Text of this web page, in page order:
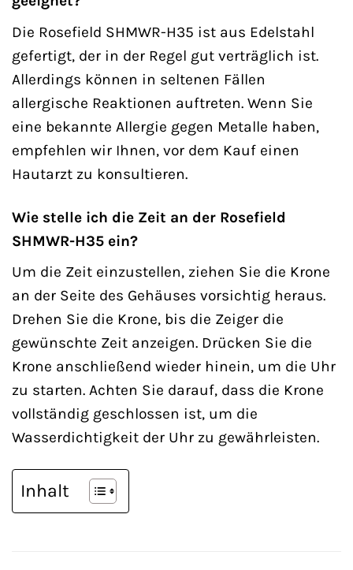
Die Rosefield SHMWR-H35 ist aus Edelstahl
gefertigt, der in der Regel gut verträglich ist.
Allerdings können in seltenen Fällen
allergische Reaktionen auftreten. Wenn Sie
eine bekannte Allergie gegen Metalle haben,
empfehlen wir Ihnen, vor dem Kauf einen
Hautarzt zu konsultieren.
Wie stelle ich die Zeit an der Rosefield
SHMWR-H35 ein?
Um die Zeit einzustellen, ziehen Sie die Krone
an der Seite des Gehäuses vorsichtig heraus.
Drehen Sie die Krone, bis die Zeiger die
gewünschte Zeit anzeigen. Drücken Sie die
Krone anschließend wieder hinein, um die Uhr
zu starten. Achten Sie darauf, dass die Krone
vollständig geschlossen ist, um die
Wasserdichtigkeit der Uhr zu gewährleisten.
Inhalt